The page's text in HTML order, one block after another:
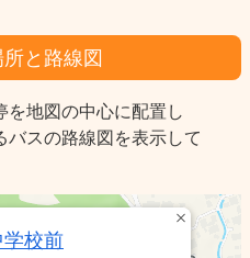
と路線図
を地図の中心に配置し
バスの路線図を表示して
校前